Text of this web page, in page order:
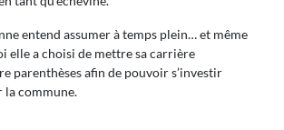
entend assumer à temps plein… et même
elle a choisi de mettre sa carrière
parenthèses afin de pouvoir s’investir
commune.